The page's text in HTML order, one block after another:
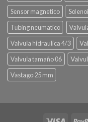
Sensor magnetico
Tubing neumatico
Valvula hidraulica 4/3
Valvula tamaño 06
Vastago 25 mm